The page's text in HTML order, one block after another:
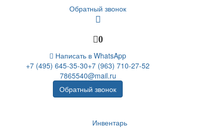
Обратный звонок
0
Написать в WhatsApp
+7 (495) 645-35-30+7 (963) 710-27-52
7865540@mail.ru
Обратный звонок
Инвентарь